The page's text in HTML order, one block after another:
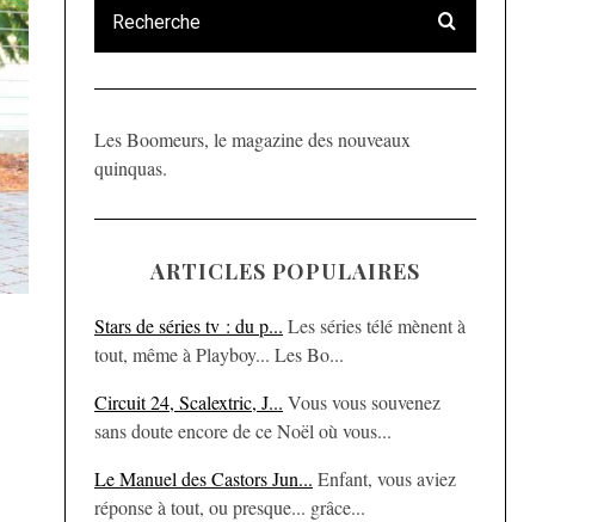
Les Boomeurs, le magazine des nouveaux
quinquas.
ARTICLES POPULAIRES
Stars de séries tv : du p... Les séries télé mènent à
tout, même à Playboy... Les Bo...
Circuit 24, Scalextric, J... Vous vous souvenez
sans doute encore de ce Noël où vous...
Le Manuel des Castors Jun... Enfant, vous aviez
réponse à tout, ou presque... grâce...